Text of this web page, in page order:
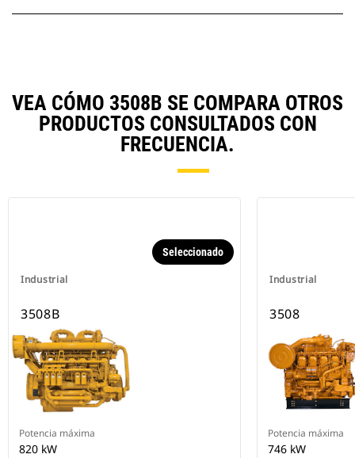
VEA CÓMO 3508B SE COMPARA OTROS
PRODUCTOS CONSULTADOS CON
FRECUENCIA.
Industrial
Seleccionado
3508B
Potencia máxima
820 kW
Industrial
3508
Potencia máxima
746 kW